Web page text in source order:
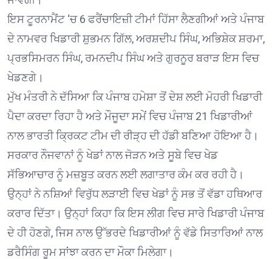
ਇਸ ਟੂਰਨਾਮੈਂਟ ‘ਚ 6 ਫਰੈਂਚਾਇਜ਼ੀ ਟੀਮਾਂ ਹਿੱਸਾ ਲੈਣਗੀਆਂ ਅਤੇ ਪੰਜਾਬ
ਦੇ ਨਾਮਵਰ ਖਿਡਾਰੀ ਸ਼ੁਭਮਨ ਗਿੱਲ, ਅਰਸ਼ਦੀਪ ਸਿੰਘ, ਅਭਿਸ਼ੇਕ ਸ਼ਰਮਾ,
ਪ੍ਰਭਸਿਮਰਨ ਸਿੰਘ, ਰਮਨਦੀਪ ਸਿੰਘ ਅਤੇ ਗੁਰਨੂਰ ਬਰਾੜ ਇਸ ਵਿਚ
ਖੇਡਣਗੇ।
ਮੁੱਖ ਮੰਤਰੀ ਨੇ ਦੱਸਿਆ ਕਿ ਪੰਜਾਬ ਹਮੇਸ਼ਾ ਤੋਂ ਦੇਸ਼ ਲਈ ਮੋਹਰੀ ਖਿਡਾਰੀ
ਪੈਦਾ ਕਰਦਾ ਰਿਹਾ ਹੈ ਅਤੇ ਮੌਜੂਦਾ ਸਮੇਂ ਵਿਚ ਪੰਜਾਬ 21 ਖਿਡਾਰੀਆਂ
ਨਾਲ ਭਾਰਤੀ ਕ੍ਰਿਕਟ ਟੀਮ ਦੀ ਰੀੜ੍ਹ ਦੀ ਹੱਡੀ ਬਣਿਆ ਹੋਇਆ ਹੈ।
ਸਰਕਾਰ ਨੌਜਵਾਨਾਂ ਨੂੰ ਖੇਡਾਂ ਨਾਲ ਜੋੜਨ ਅਤੇ ਸੂਬੇ ਵਿਚ ਖੇਡ
ਸੱਭਿਆਚਾਰ ਨੂੰ ਮਜ਼ਬੂਤ ਕਰਨ ਲਈ ਲਗਾਤਾਰ ਕੰਮ ਕਰ ਰਹੀ ਹੈ।
ਉਨ੍ਹਾਂ ਨੇ ਨਸ਼ਿਆਂ ਵਿਰੁੱਧ ਲੜਾਈ ਵਿਚ ਖੇਡਾਂ ਨੂੰ ਸਭ ਤੋਂ ਵੱਡਾ ਹਥਿਆਰ
ਕਰਾਰ ਦਿੱਤਾ। ਉਨ੍ਹਾਂ ਕਿਹਾ ਕਿ ਇਸ ਲੀਗ ਵਿਚ ਸਾਰੇ ਖਿਡਾਰੀ ਪੰਜਾਬ
ਦੇ ਹੀ ਹੋਣਗੇ, ਜਿਸ ਨਾਲ ਉੱਭਰਦੇ ਖਿਡਾਰੀਆਂ ਨੂੰ ਵੱਡੇ ਸਿਤਾਰਿਆਂ ਨਾਲ
ਡਰੈਸਿੰਗ ਰੂਮ ਸਾਂਝਾ ਕਰਨ ਦਾ ਮੌਕਾ ਮਿਲੇਗਾ।